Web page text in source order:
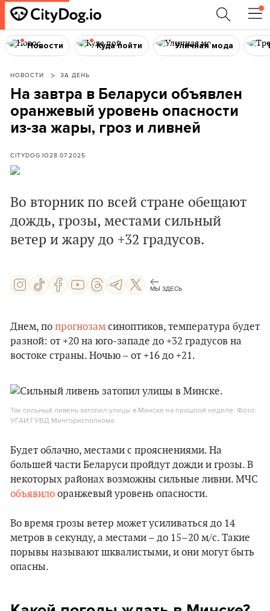
Новости Куда пойти Уличная мода
НОВОСТИ ЗА ДЕНЬ
На завтра в Беларуси объявлен
оранжевый уровень опасности
из-за жары, гроз и ливней
CITYDOG.IO28.07.2025
Во вторник по всей стране обещают
дождь, грозы, местами сильный
ветер и жару до +32 градусов.
МЫ ЗДЕСЬ
Днем, по прогнозам синоптиков, температура будет
разной: от +20 на юго-западе до +32 градусов на
востоке страны. Ночью – от +16 до +21.
Так сильный ливень затопил улицы в Минске на прошлой неделе. Фото:
УГАИ ГУВД Мингорисполкома.
Будет облачно, местами с прояснениями. На
большей части Беларуси пройдут дожди и грозы. В
некоторых районах возможны сильные ливни. МЧС
объявило оранжевый уровень опасности.
Во время грозы ветер может усиливаться до 14
метров в секунду, а местами – до 15–20 м/с. Такие
порывы называют шквалистыми, и они могут быть
опасны.